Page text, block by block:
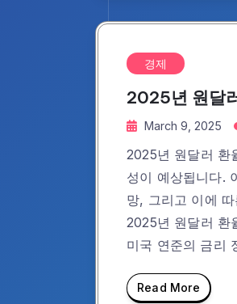
경제
2025년 원달
March 9, 2025
2025년 원달러 환
성이 예상됩니다.
망, 그리고 이에
2025년 원달러 환
미국 연준의 금리
Read More